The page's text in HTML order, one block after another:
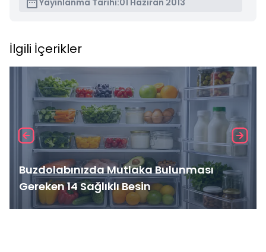
Yayınlanma Tarihi:01 Haziran 2013
İlgili İçerikler
Buzdolabınızda Mutlaka Bulunması
Gereken 14 Sağlıklı Besin